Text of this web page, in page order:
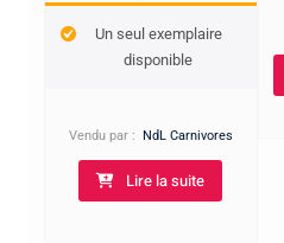
Un seul exemplaire
disponible
Vendu par : NdL Carnivores
Lire la suite